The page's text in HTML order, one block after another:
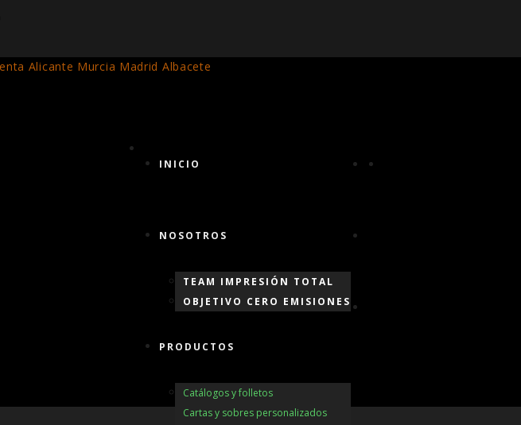
INICIO
NOSOTROS
TEAM IMPRESIÓN TOTAL
OBJETIVO CERO EMISIONES
PRODUCTOS
Catálogos y folletos
Cartas y sobres personalizados